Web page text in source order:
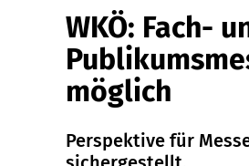
WKÖ: Fach-
möglich
Perspektive für